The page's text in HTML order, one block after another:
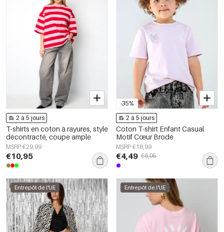
2 à 5 jours
T-shirts en coton à rayures, style
décontracté, coupe ample
MSRP €29,99
€10,95
-35%
2 à 5 jours
Coton T-shirt Enfant Casual
Motif Cœur Brodé
MSRP €18,99
€4,49 €6,95
Entrepôt de l'UE Entrepôt de l'UE